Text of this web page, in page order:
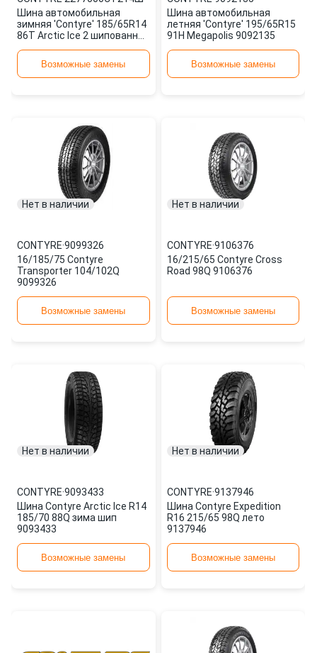
Шина автомобильная
зимняя 'Contyre' 185/65R14
86T Arctic Ice 2 шипованная
Возможные замены
Шина автомобильная
летняя 'Contyre' 195/65R15
91H Megapolis 9092135
Возможные замены
Нет в наличии
CONTYRE·9099326
16/185/75 Contyre
Transporter 104/102Q
9099326
Возможные замены
Нет в наличии
CONTYRE·9106376
16/215/65 Contyre Cross
Road 98Q 9106376
Возможные замены
Нет в наличии
CONTYRE·9093433
Шина Contyre Arctic Ice R14
185/70 88Q зима шип
9093433
Возможные замены
Нет в наличии
CONTYRE·9137946
Шина Contyre Expedition
R16 215/65 98Q лето
9137946
Возможные замены